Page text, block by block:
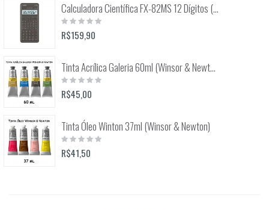
Calculadora Científica FX-82MS 12 Dígitos (Casio)
Rating:
0%
R$159,90
Tinta Acrílica Galeria 60ml (Winsor & Newton)
Rating:
0%
R$45,00
Tinta Óleo Winton 37ml (Winsor & Newton)
Rating:
0%
R$41,50